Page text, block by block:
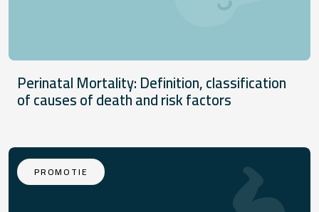
Perinatal Mortality: Definition, classification
of causes of death and risk factors
PROMOTIE